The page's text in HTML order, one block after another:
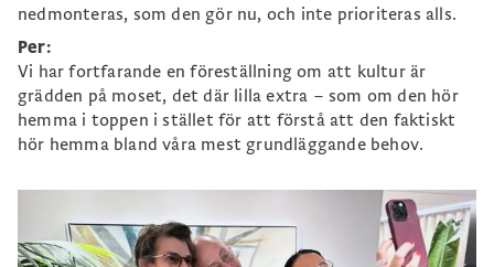
nedmonteras, som den gör nu, och inte prioriteras alls.
Per:
Vi har fortfarande en föreställning om att kultur är
grädden på moset, det där lilla extra – som om den hör
hemma i toppen i stället för att förstå att den faktiskt
hör hemma bland våra mest grundläggande behov.